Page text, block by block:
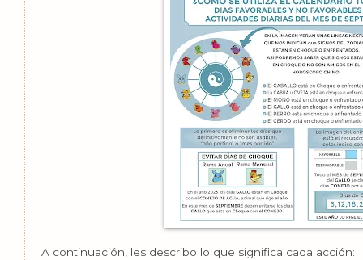
A continuación, les describo lo que significa cada acción: